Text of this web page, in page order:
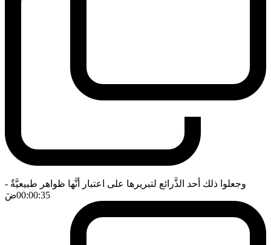
وجعلوا ذلك أحد الذَّرائع لتبريرها على اعتبار أنَّها ظواهر طبيعيَّةٌ -
00:00:35ضَ